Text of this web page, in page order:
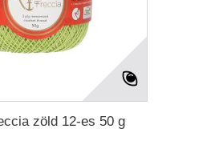
zöld 12-es 50 g